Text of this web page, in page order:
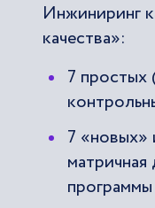
Инжиниринг
качества»:
7 простых
7 «новых»